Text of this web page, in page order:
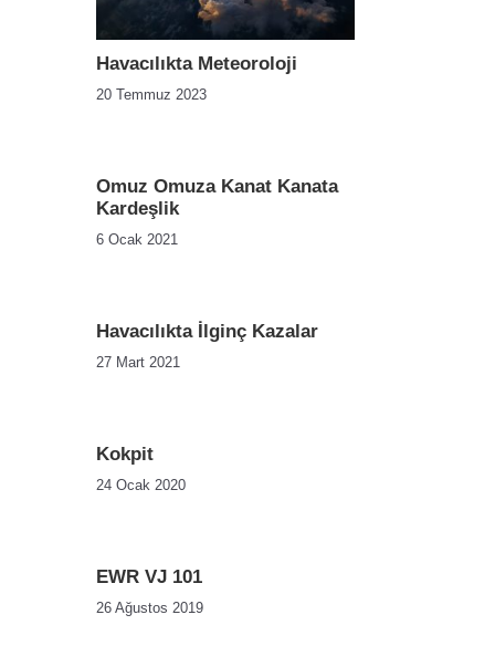
Havacılıkta Meteoroloji
20 Temmuz 2023
Omuz Omuza Kanat Kanata
Kardeşlik
6 Ocak 2021
Havacılıkta İlginç Kazalar
27 Mart 2021
Kokpit
24 Ocak 2020
EWR VJ 101
26 Ağustos 2019